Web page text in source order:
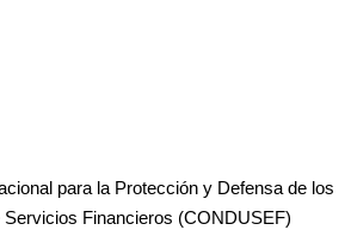
para la Protección y Defensa de los
Servicios Financieros (CONDUSEF)